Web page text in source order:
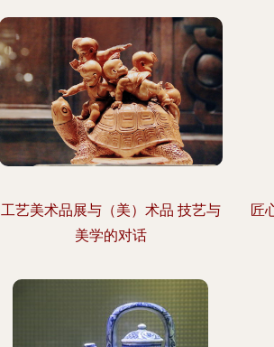
工艺美术品展与（美）术品 技艺与
美学的对话
匠